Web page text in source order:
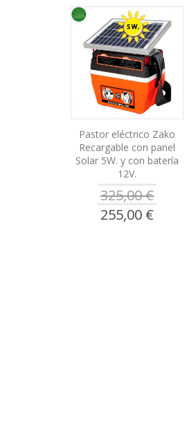
Pastor eléctrico Zako
Recargable con panel
Solar 5W. y con batería
12V.
325,00 €
Precio
especial
255,00 €